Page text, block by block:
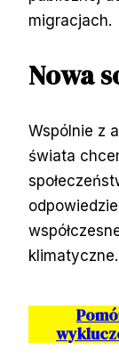
migracjach.
Nowa
Wspólnie z
świata
klimatyczne.